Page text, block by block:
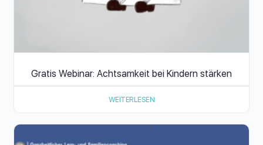
Gratis Webinar: Achtsamkeit bei Kindern stärken
WEITERLESEN